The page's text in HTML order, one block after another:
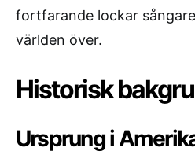
fortfarande lockar
världen över.
Historisk
Ursprung i